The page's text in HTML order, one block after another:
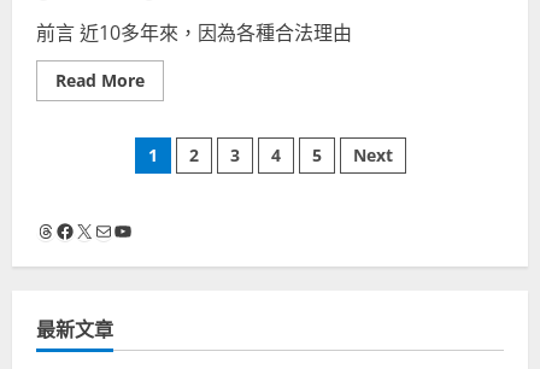
夫
婦、
朗
獺、
HANNAH、
麗
尹、
(南
韓
YTER
前言 近10多年來，因為各種合法理由
Read MoreRead
more
國
人
網
灣：
消
文
分
1 2 3 4 5 Next
Threads
Facebook
X 電子郵件YouTube
最新文章